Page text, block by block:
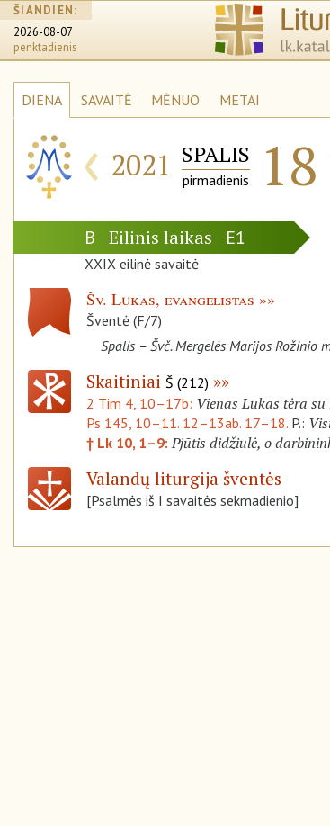
ŠIANDIEN:
2026-08-07
penktadienis
DIENA SAVAITĖ MĖNUO METAI
‹ 2021 SPALIS
pirmadienis 18
B Eilinis laikas E1
XXIX eilinė savaitė
Šv. Lukas, evangelistas
Šventė (F/7)
Spalis – Švč. Mergelės Marijos Rožinio
Skaitiniai Š (212)
2 Tim 4, 10–17b: Vienas Lukas tėra
Ps 145, 10–11. 12–13ab. 17–18. P.:
† Lk 10, 1–9: Pjūtis didžiulė, o
Valandų liturgija šventės
[Psalmės iš I savaitės sekmadienio]